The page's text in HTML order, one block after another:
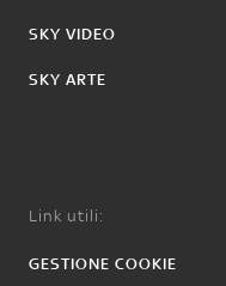
SKY VIDEO
SKY ARTE
Link utili:
GESTIONE COOKIE